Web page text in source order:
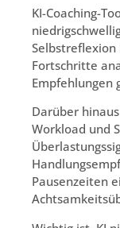
KI-Coaching-
Selbstreflexion
Fortschritte
Empfehlungen
Darüber
Workload und
Pausenzeiten